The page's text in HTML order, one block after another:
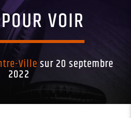
VOIR
Villesur 20 septembre
2022